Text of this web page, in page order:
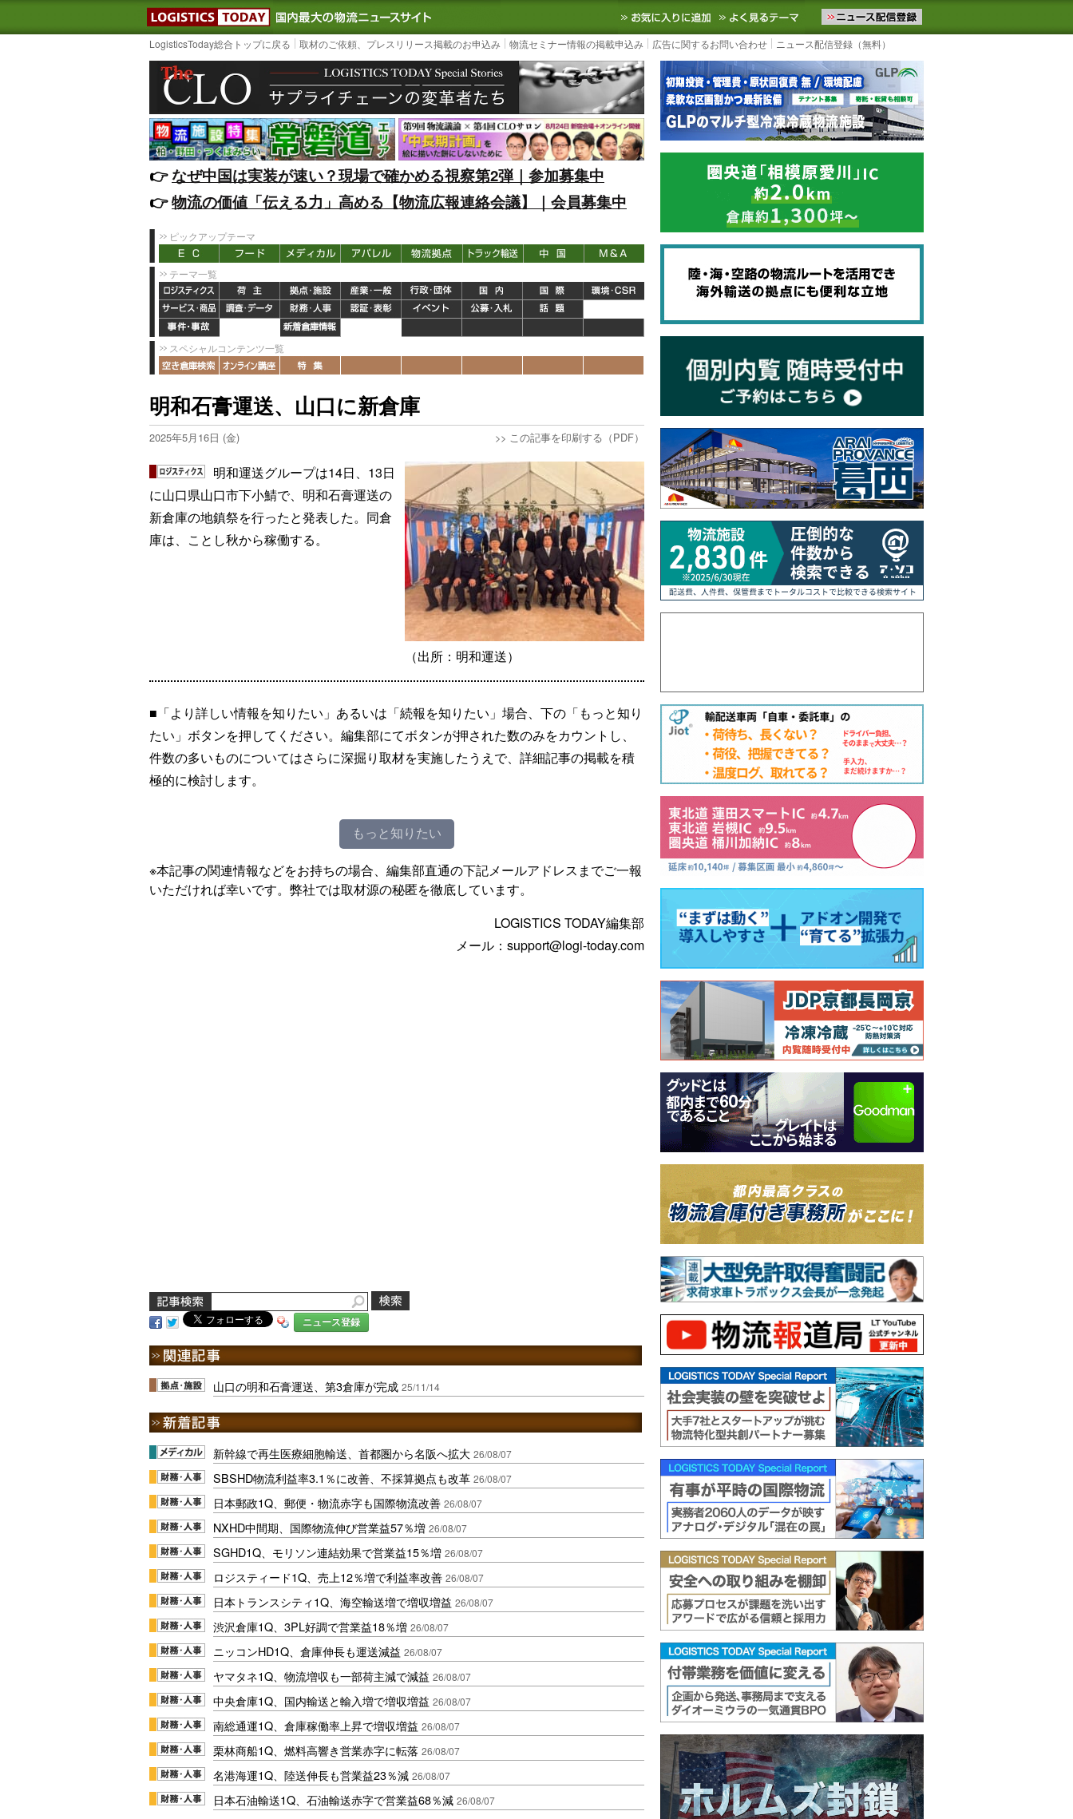
LOGISTICS TODAY｜国内最大の物流ニュースサイト3PL, SCMなど国内外の最新の物流ニュースをお届けします。物流ニュースメール配信を登録す
お気に入りに追加 よく見るテーマ
LogisticsToday総合トップに戻る 取材のご依頼、プレスリリース掲載のお申込み 物流セミナー情報の掲載申込み 広告に関するお問い合わせ ニュース配信登録（無料）
👉️なぜ中国は実装が速い？現場で確かめる視察第2弾｜参加募集中
👉️物流の価値「伝える力」高める【物流広報連絡会議】｜会員募集中
ピックアップテーマ
テーマ一覧
スペシャルコンテンツ一覧
明和石膏運送、山口に新倉庫
2025年5月16日 (金) >> この記事を印刷する（PDF）
（出所：明和運送）
明和運送グループは14日、13日
に山口県山口市下小鯖で、明和石膏運送の
新倉庫の地鎮祭を行ったと発表した。同倉
庫は、ことし秋から稼働する。
■「より詳しい情報を知りたい」あるいは「続報を知りたい」場合、下の「もっと知り
たい」ボタンを押してください。編集部にてボタンが押された数のみをカウントし、
件数の多いものについてはさらに深掘り取材を実施したうえで、詳細記事の掲載を積
極的に検討します。
もっと知りたい
※本記事の関連情報などをお持ちの場合、編集部直通の下記メールアドレスまでご一報
いただければ幸いです。弊社では取材源の秘匿を徹底しています。
LOGISTICS TODAY編集部
メール：support@logi-today.com
ニュース登録
山口の明和石膏運送、第3倉庫が完成 25/11/14
新幹線で再生医療細胞輸送、首都圏から名阪へ拡大 26/08/07
SBSHD物流利益率3.1％に改善、不採算拠点も改革 26/08/07
日本郵政1Q、郵便・物流赤字も国際物流改善 26/08/07
NXHD中間期、国際物流伸び営業益57％増 26/08/07
SGHD1Q、モリソン連結効果で営業益15％増 26/08/07
ロジスティード1Q、売上12％増で利益率改善 26/08/07
日本トランスシティ1Q、海空輸送増で増収増益 26/08/07
渋沢倉庫1Q、3PL好調で営業益18％増 26/08/07
ニッコンHD1Q、倉庫伸長も運送減益 26/08/07
ヤマタネ1Q、物流増収も一部荷主減で減益 26/08/07
中央倉庫1Q、国内輸送と輸入増で増収増益 26/08/07
南総通運1Q、倉庫稼働率上昇で増収増益 26/08/07
栗林商船1Q、燃料高響き営業赤字に転落 26/08/07
名港海運1Q、陸送伸長も営業益23％減 26/08/07
日本石油輸送1Q、石油輸送赤字で営業益68％減 26/08/07